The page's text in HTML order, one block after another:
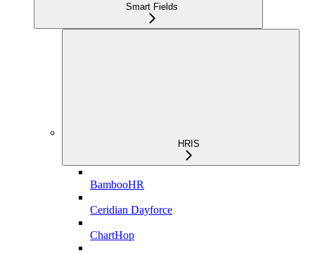
Smart Fields
HRIS
BambooHR
Ceridian Dayforce
ChartHop